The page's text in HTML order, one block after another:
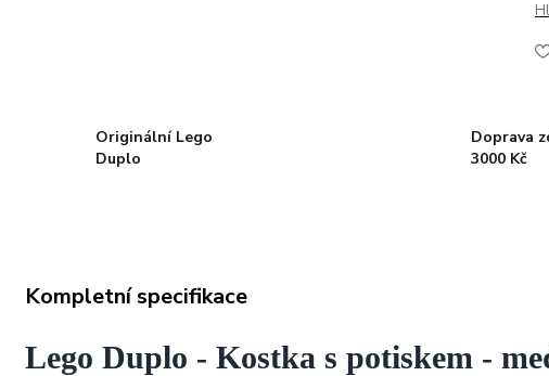
Originální Lego
Duplo
Doprava
3000 Kč
Kompletní specifikace
Lego Duplo - Kostka s potiskem -